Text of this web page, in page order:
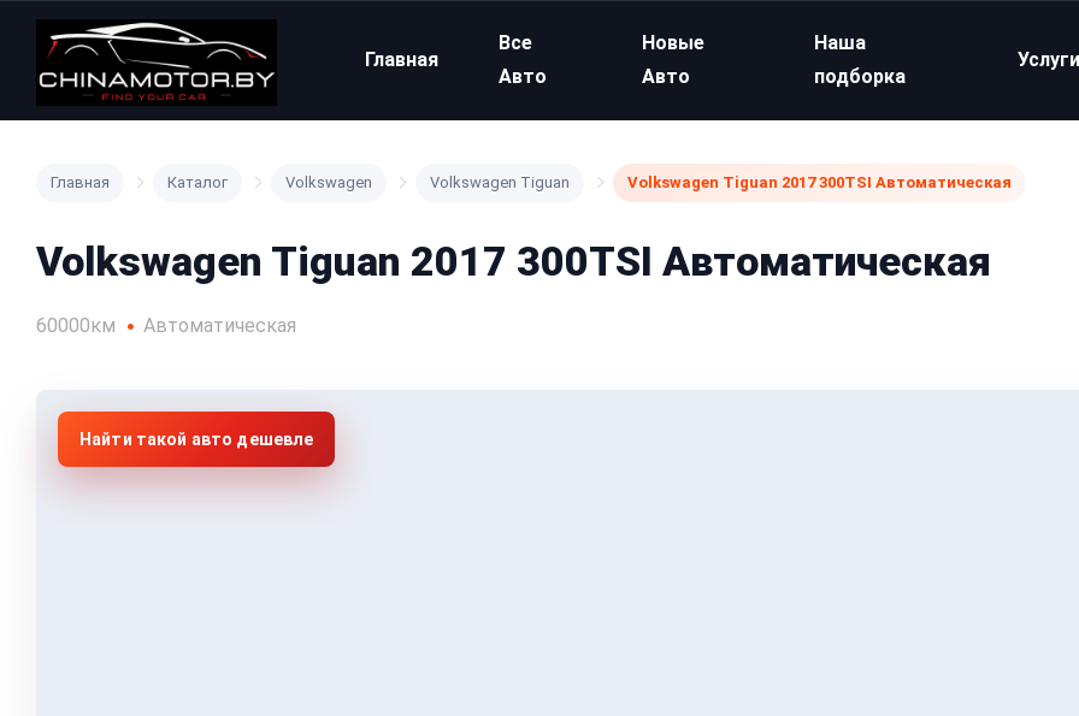
Главная
Все
Авто
Новые
Авто
Наша
подборка
Главная Каталог Volkswagen Volkswagen Tiguan Volkswagen Tiguan 2017 300TSI Автоматическая
Volkswagen Tiguan 2017 300TSI Автоматическая
60000км Автоматическая
Найти такой авто дешевле